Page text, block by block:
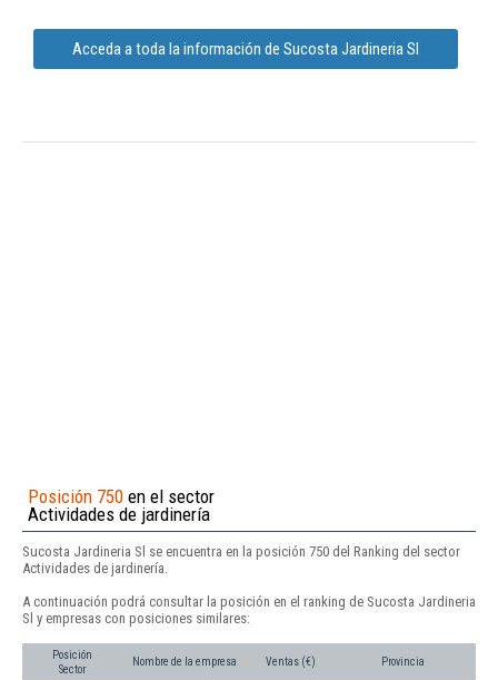
Acceda a toda la información de Sucosta Jardineria Sl
Posición 750 en el sector
Actividades de jardinería
Sucosta Jardineria Sl se encuentra en la posición 750 del Ranking del sector
Actividades de jardinería.
A continuación podrá consultar la posición en el ranking de Sucosta Jardineria
Sl y empresas con posiciones similares:
Posición
Sector
Nombre de la empresa Ventas (€) Provincia